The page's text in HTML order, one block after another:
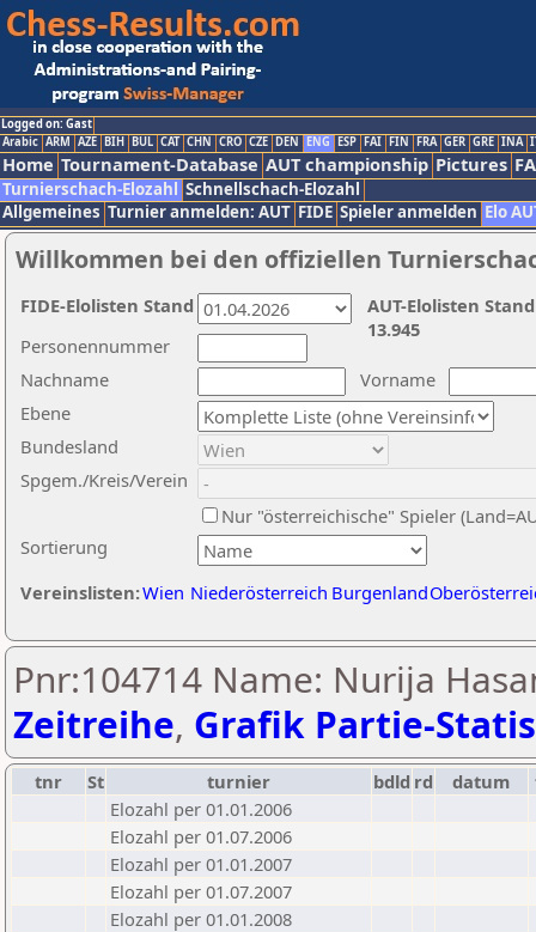
Logged on: Gast
Arabic ARM AZE BIH BUL CAT CHN CRO CZE DEN ENG ESP FAI FIN FRA GER GRE INA
Home Tournament-Database AUT championship Pictures
Turnierschach-Elozahl Schnellschach-Elozahl
Allgemeines Turnier anmelden: AUT FIDE Spieler anmelden Elo
Willkommen bei den offiziellen
Nachname
Vorname
Ebene
Sortierung
Personennummer
Bundesland
Spgem./Kreis/Verein
Nur "österreichische" Spieler
Vereinslisten:Wien Niederösterreich Burgenland
AUT-Elolisten
13.945
FIDE-Elolisten Stand
Pnr:104714 Name: Nurija
Zeitreihe, Grafik Partie-
tnr St turnier bdld rd datum
Elozahl per 01.01.2006
Elozahl per 01.07.2006
Elozahl per 01.01.2007
Elozahl per 01.07.2007
Elozahl per 01.01.2008